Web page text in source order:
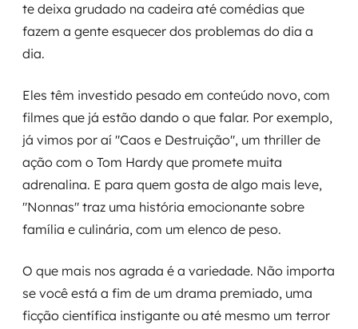
te deixa grudado na cadeira até comédias que
fazem a gente esquecer dos problemas do dia a
dia.
Eles têm investido pesado em conteúdo novo, com
filmes que já estão dando o que falar. Por exemplo,
já vimos por aí "Caos e Destruição", um thriller de
ação com o Tom Hardy que promete muita
adrenalina. E para quem gosta de algo mais leve,
"Nonnas" traz uma história emocionante sobre
família e culinária, com um elenco de peso.
O que mais nos agrada é a variedade. Não importa
se você está a fim de um drama premiado, uma
ficção científica instigante ou até mesmo um terror